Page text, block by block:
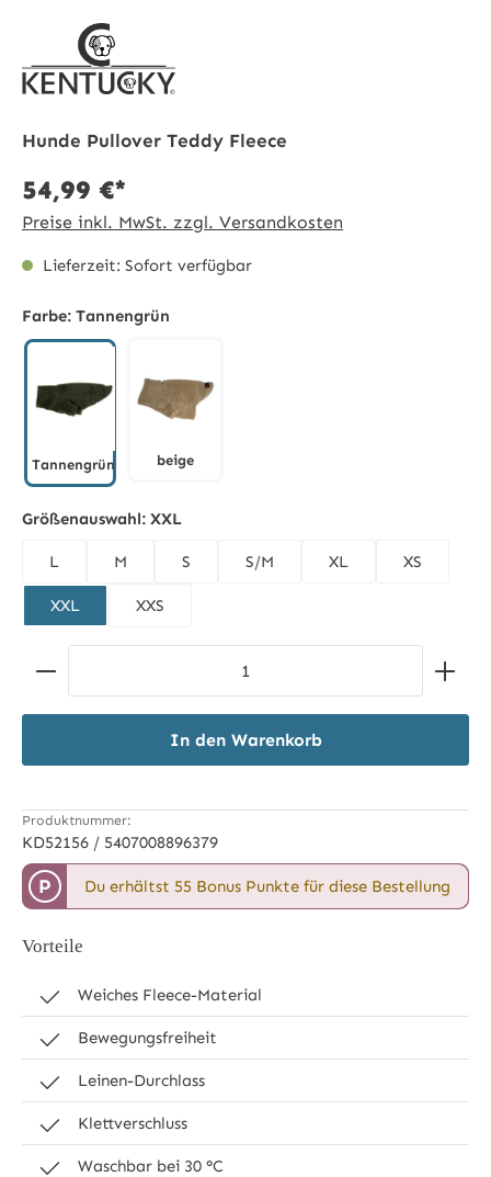
Hunde Pullover Teddy Fleece
54,99 €*
Preise inkl. MwSt. zzgl. Versandkosten
Lieferzeit: Sofort verfügbar
Farbe: Tannengrün
Tannengrün beige
Größenauswahl: XXL
L M S S/M XL XS
XXL XXS
Produkt Anzahl: Gib den gewünschten Wert ein
In den Warenkorb
Produktnummer:
KD52156 / 5407008896379
P Du erhältst 55 Bonus Punkte für diese Bestellung
Vorteile
Weiches Fleece-Material
Bewegungsfreiheit
Leinen-Durchlass
Klettverschluss
Waschbar bei 30 °C